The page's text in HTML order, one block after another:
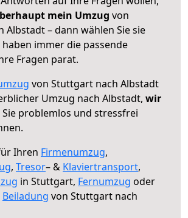
mein Umzug von
Albstadt – dann wählen Sie sie
immer die passende
Fragen parat.
von Stuttgart nach Albstadt
Umzug nach Albstadt, wir
Sie problemlos und stressfrei
Ihren Firmenumzug,
, Tresor– & Klaviertransport,
in Stuttgart, Fernumzug oder
Beiladung von Stuttgart nach